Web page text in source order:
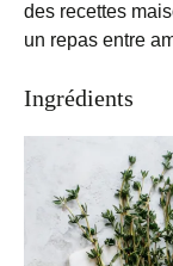
des recettes
un repas entre
Ingrédients